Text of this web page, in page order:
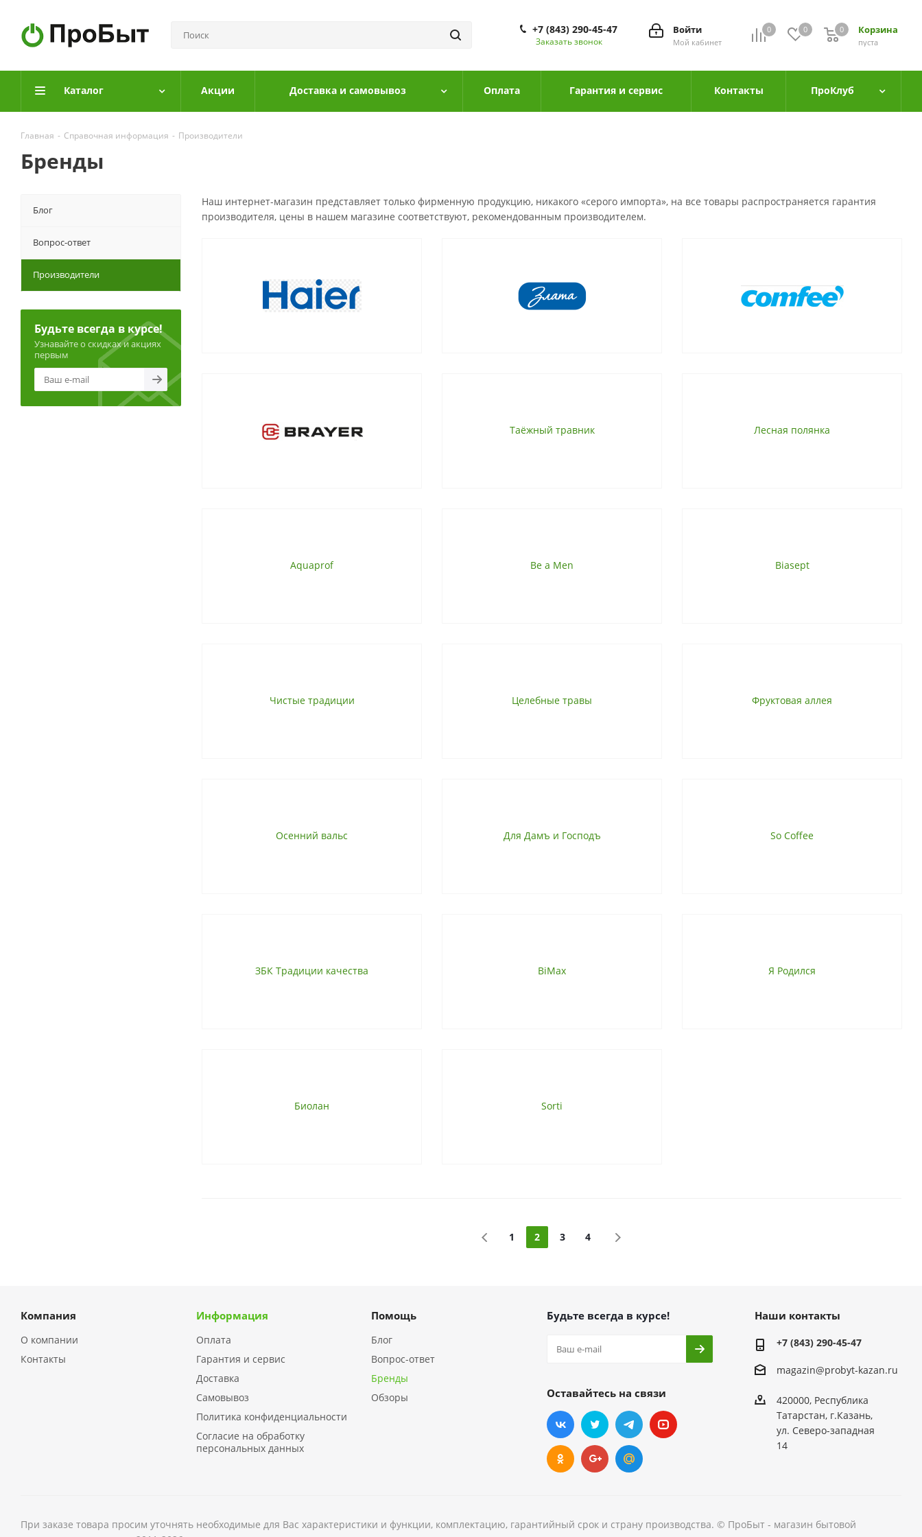
0 0 Корзина
0
пуста
0
Войти
Мой кабинет
+7 (843) 290-45-47
Заказать звонок
Каталог Акции Доставка и самовывоз Оплата Гарантия и сервис Контакты ПроКлуб
Главная - Справочная информация - Производители
Бренды
Наш интернет-магазин представляет только фирменную продукцию, никакого «серого импорта», на все товары распространяется гарантия
производителя, цены в нашем магазине соответствуют, рекомендованным производителем.
Таёжный травник Лесная полянка
Aquaprof Be a Men Biasept
Чистые традиции Целебные травы Фруктовая аллея
Осенний вальс Для Дамъ и Господъ So Coffee
ЗБК Традиции качества BiMax Я Родился
Биолан Sorti
1 2 3 4
Блог
Вопрос-ответ
Производители
Будьте всегда в курсе!
Узнавайте о скидках и акциях
первым
Компания
О компании
Контакты
Информация
Оплата
Гарантия и сервис
Доставка
Самовывоз
Политика конфиденциальности
Согласие на обработку
персональных данных
Помощь
Блог
Вопрос-ответ
Бренды
Обзоры
Будьте всегда в курсе!
Оставайтесь на связи
Наши контакты
+7 (843) 290-45-47
magazin@probyt-kazan.ru
420000, Республика
Татарстан, г.Казань,
ул. Северо-западная
14
При заказе товара просим уточнять необходимые для Вас характеристики и функции, комплектацию, гарантийный срок и страну производства. © ПроБыт - магазин бытовой